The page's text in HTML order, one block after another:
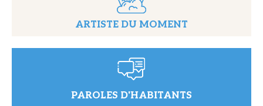
ARTISTE DU MOMENT
PAROLES D'HABITANTS